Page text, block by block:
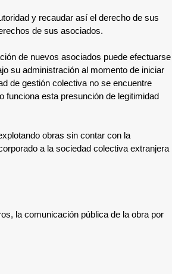
y recaudar así el derecho de sus
de sus asociados.
de nuevos asociados puede efectuarse
su administración al momento de iniciar
de gestión colectiva no se encuentre
funciona esta presunción de legitimidad
obras sin contar con la
a la sociedad colectiva extranjera
la comunicación pública de la obra por